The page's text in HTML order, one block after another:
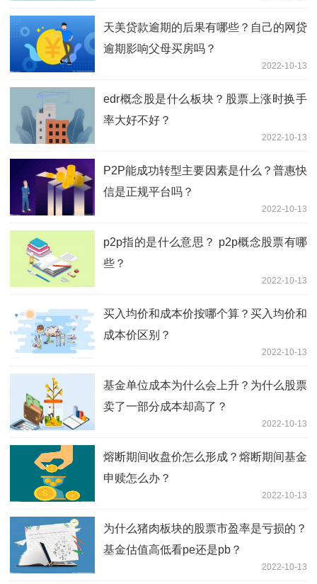
天美贷款逾期的后果有哪些？自己的网贷
逾期影响父母买房吗？
2022-10-13
edr概念股是什么板块？股票上涨时换手
率大好不好？
2022-10-13
P2P能成功转型主要因素是什么？普惠快
信是正规平台吗？
2022-10-13
p2p指的是什么意思？ p2p概念股票有哪
些？
2022-10-13
买入均价和成本价按哪个算？买入均价和
成本价区别？
2022-10-13
基金单位成本为什么会上升？为什么股票
卖了一部分成本却高了？
2022-10-13
熔断期间收盘价怎么形成？熔断期间基金
申赎怎么办？
2022-10-13
为什么猪肉板块的股票市盈率是亏损的？
基金估值高低看pe还是pb？
2022-10-13